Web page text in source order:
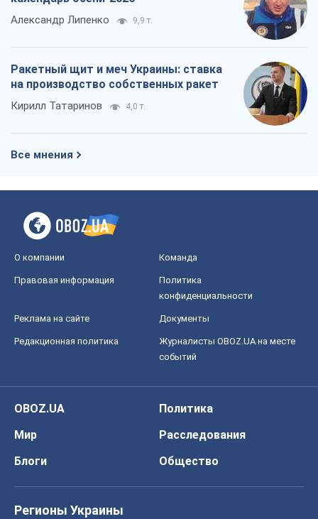
Александр Липенко 9,9 т.
Ракетный щит и меч Украины: ставка
на производство собственных ракет
Кирилл Татаринов 4,0 т.
Все мнения
О компании Команда
Правовая информация
Политика
конфиденциальности
Реклама на сайте Документы
Редакционная политика
Журналисты OBOZ.UA на месте
событий
OBOZ.UA
Политика
Мир
Расследования
Блоги
Общество
Регионы Украины